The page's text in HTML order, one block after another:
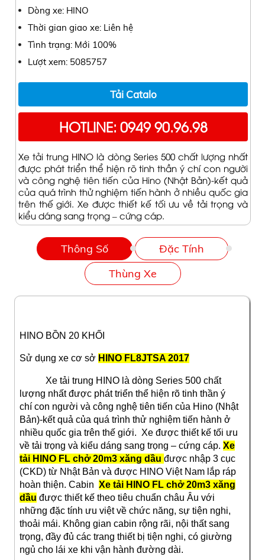
Dòng xe: HINO
Thời gian giao xe: Liên hệ
Tình trạng: Mới 100%
Lượt xem: 5085757
Tải Catalo
HOTLINE: 0949 90.96.98
Xe tải trung HINO là dòng Series 500 chất lượng nhất
được phát triển thể hiện rõ tinh thần ý chí con người
và công nghệ tiên tiến của Hino (Nhật Bản)-kết quả
của quá trình thử nghiệm tiến hành ở nhiều quốc gia
trên thế giới. Xe được thiết kế tối ưu về tải trọng và
kiểu dáng sang trọng – cứng cáp.
Thông Số
Đặc Tính
Thùng Xe
HINO BỒN 20 KHỐI
Sử dụng xe cơ sở HINO FL8JTSA 2017
Xe tải trung HINO là dòng Series 500 chất
lượng nhất được phát triển thể hiện rõ tinh thần ý
chí con người và công nghệ tiên tiến của Hino (Nhật
Bản)-kết quả của quá trình thử nghiệm tiến hành ở
nhiều quốc gia trên thế giới. Xe được thiết kế tối ưu
về tải trọng và kiểu dáng sang trọng – cứng cáp. Xe
tải HINO FL chở 20m3 xăng dầu được nhập 3 cục
(CKD) từ Nhật Bản và được HINO Việt Nam lắp ráp
hoàn thiện. Cabin Xe tải HINO FL chở 20m3 xăng
dầu được thiết kế theo tiêu chuẩn châu Âu với
những đặc tính ưu việt về chức năng, sự tiện nghi,
thoải mái. Không gian cabin rộng rãi, nội thất sang
trọng, đầy đủ các trang thiết bị tiện nghi, có giường
ngủ cho lái xe khi vận hành đường dài.